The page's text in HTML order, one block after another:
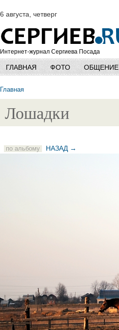
6 августа, четверг
Интернет-журнал Сергиева Посада
ГЛАВНАЯ ФОТО ОБЩЕНИЕ
Главная
Лошадки
по альбому НАЗАД →